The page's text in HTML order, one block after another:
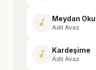
music_note Meydan
Adil Avaz
music_note Kardeşime
Adil Avaz